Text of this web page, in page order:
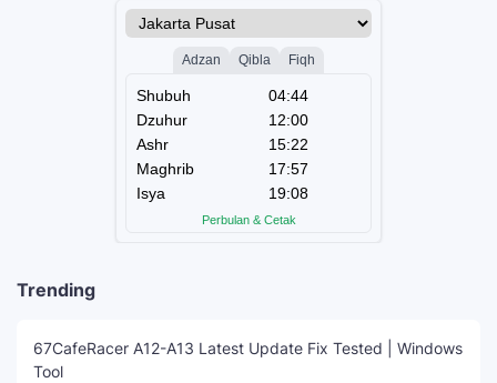
Trending
67CafeRacer A12-A13 Latest Update Fix Tested | Windows
Tool